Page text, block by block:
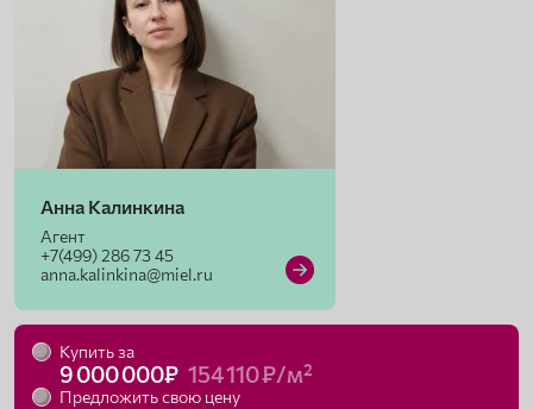
Анна Калинкина
Агент
+7(499) 286 73 45
anna.kalinkina@miel.ru
Купить за
9 000 000₽ 154 110 ₽/м²
Предложить свою цену